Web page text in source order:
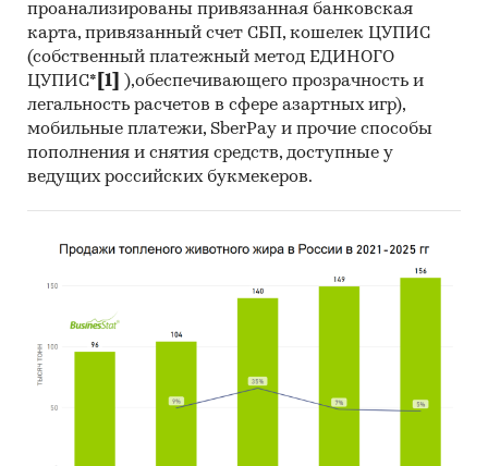
проанализированы привязанная банковская
карта, привязанный счет СБП, кошелек ЦУПИС
(собственный платежный метод ЕДИНОГО
ЦУПИС* [1]
),обеспечивающего прозрачность и
легальность расчетов в сфере азартных игр),
мобильные платежи, SberPay и прочие способы
пополнения и снятия средств, доступные у
ведущих российских букмекеров.